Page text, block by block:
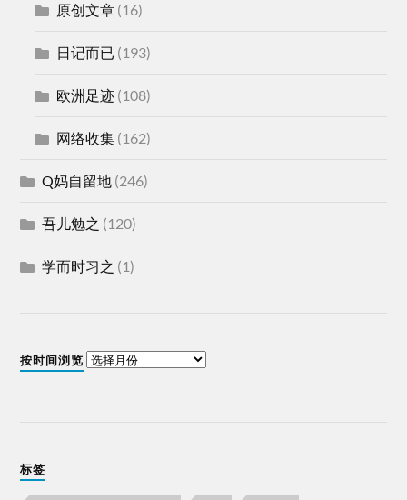
原创文章 (16)
日记而已 (193)
欧洲足迹 (108)
网络收集 (162)
Q妈自留地 (246)
吾儿勉之 (120)
学而时习之 (1)
按时间浏览
标签